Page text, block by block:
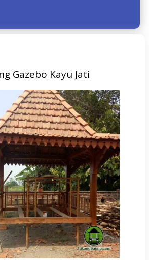
Gazebo Kayu Jati